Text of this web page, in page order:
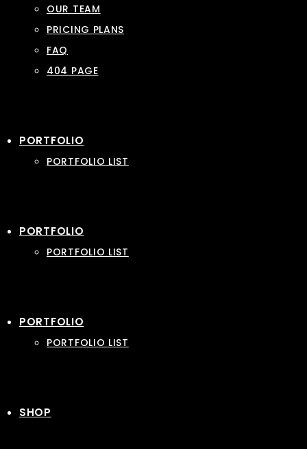
OUR TEAM
PRICING PLANS
FAQ
404 PAGE
PORTFOLIO
PORTFOLIO LIST
PORTFOLIO
PORTFOLIO LIST
PORTFOLIO
PORTFOLIO LIST
SHOP